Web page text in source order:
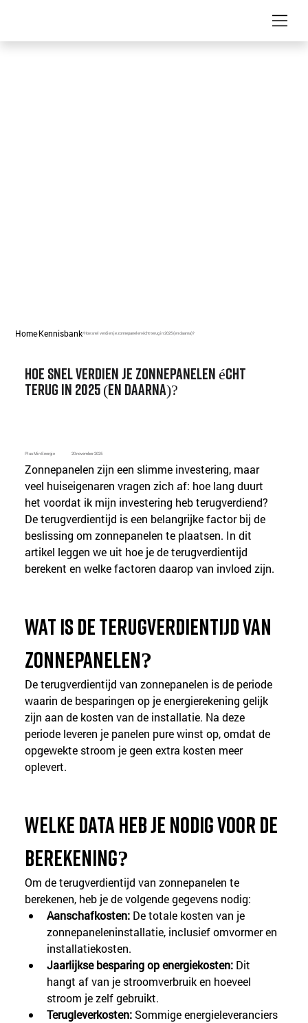
Home/Kennisbank/Hoe snel verdien je zonnepanelen écht terug in 2025 (en daarna)?
Hoe snel verdien je zonnepanelen écht
terug in 2025 (en daarna)?
Plus Min Energie 20 november 2025
Zonnepanelen zijn een slimme investering, maar
veel huiseigenaren vragen zich af: hoe lang duurt
het voordat ik mijn investering heb terugverdiend?
De terugverdientijd is een belangrijke factor bij de
beslissing om zonnepanelen te plaatsen. In dit
artikel leggen we uit hoe je de terugverdientijd
berekent en welke factoren daarop van invloed zijn.
Wat is de terugverdientijd van
zonnepanelen?
De terugverdientijd van zonnepanelen is de periode
waarin de besparingen op je energierekening gelijk
zijn aan de kosten van de installatie. Na deze
periode leveren je panelen pure winst op, omdat de
opgewekte stroom je geen extra kosten meer
oplevert.
Welke data heb je nodig voor de
berekening?
Om de terugverdientijd van zonnepanelen te
berekenen, heb je de volgende gegevens nodig:
Aanschafkosten: De totale kosten van je
zonnepaneleninstallatie, inclusief omvormer en
installatiekosten.
Jaarlijkse besparing op energiekosten: Dit
hangt af van je stroomverbruik en hoeveel
stroom je zelf gebruikt.
Terugleverkosten: Sommige energieleveranciers